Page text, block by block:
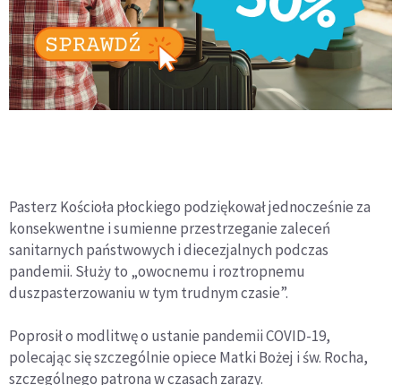
Pasterz Kościoła płockiego podziękował jednocześnie za
konsekwentne i sumienne przestrzeganie zaleceń
sanitarnych państwowych i diecezjalnych podczas
pandemii. Służy to „owocnemu i roztropnemu
duszpasterzowaniu w tym trudnym czasie”.
Poprosił o modlitwę o ustanie pandemii COVID-19,
polecając się szczególnie opiece Matki Bożej i św. Rocha,
szczególnego patrona w czasach zarazy.